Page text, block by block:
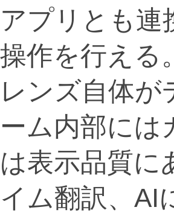
アプリとも連
操作を行える。
レンズ自体
ーム内部には
は表示品質に
イム翻訳、AI